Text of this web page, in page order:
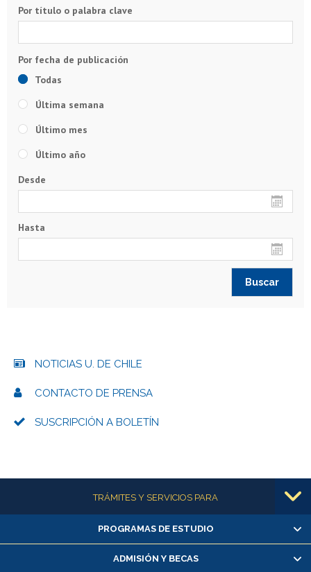
Por título o palabra clave
Todas
Última semana
Último mes
Último año
Desde
Hasta
NOTICIAS U. DE CHILE
CONTACTO DE PRENSA
SUSCRIPCIÓN A BOLETÍN
Más informaciónTRÁMITES Y SERVICIOS PARA
Alumnas/os y exalumnas/os
Matrícula en línea
PROGRAMAS DE ESTUDIO
ADMISIÓN Y BECAS